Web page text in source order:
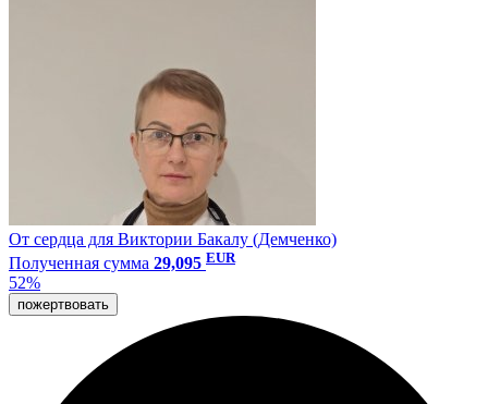
От сердца для Виктории Бакалу (Демченко)
Полученная сумма 29,095 EUR
52%
пожертвовать